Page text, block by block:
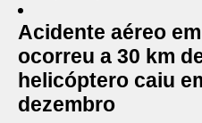
Acidente aéreo
ocorreu a 30 km
helicóptero caiu
dezembro